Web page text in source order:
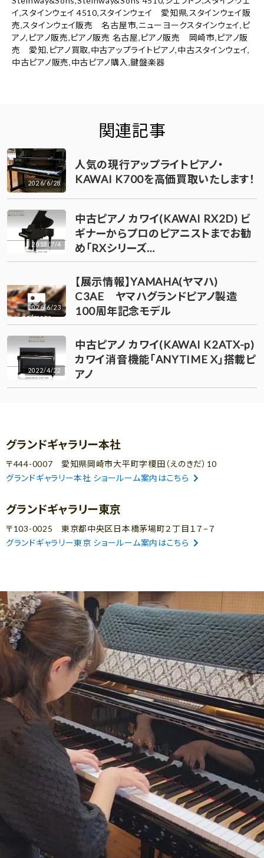
イ,スタインウェイ 4510,スタインウェイ 愛知県,スタインウェイ販
売,スタインウェイ販売 名古屋市,ニューヨークスタインウェイ, ピ
アノ, ピアノ販売,ピアノ販売 名古屋,ピアノ販売 岡崎市,ピアノ販
売 愛知, ピアノ買取,中古アップライトピアノ,中古スタインウェイ,
中古ピアノ販売,中古ピアノ購入,鍵盤楽器
関連記事
2026/6/28
人気の現行アップライトピアノ・
KAWAI K700を高価買取いたします！
2018/7/4
中古ピアノ カワイ(KAWAI RX2D) ビ
ギナーからプロのピアニストまでお勧
め「RXシリーズ…
2026/6/23
【展示情報】YAMAHA(ヤマハ)
C3AE ヤマハグランドピアノ製造
100周年記念モデル
2022/4/22
中古ピアノ カワイ(KAWAI K2ATX-p)
カワイ消音機能「ANYTIME X」搭載ピ
アノ
グランドギャラリー本社
〒444-0007 愛知県岡崎市大平町字榎田（えのきだ）10
グランドギャラリー本社 ショールーム案内はこちら
グランドギャラリー東京
〒103-0025 東京都中央区日本橋茅場町２丁目１７−７
グランドギャラリー東京 ショールーム案内はこちら